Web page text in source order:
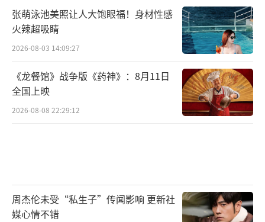
张萌泳池美照让人大饱眼福！身材性感
火辣超吸睛
2026-08-03 14:09:27
《龙餐馆》战争版《药神》：8月11日
全国上映
2026-08-08 22:29:12
周杰伦未受“私生子”传闻影响 更新社
媒心情不错